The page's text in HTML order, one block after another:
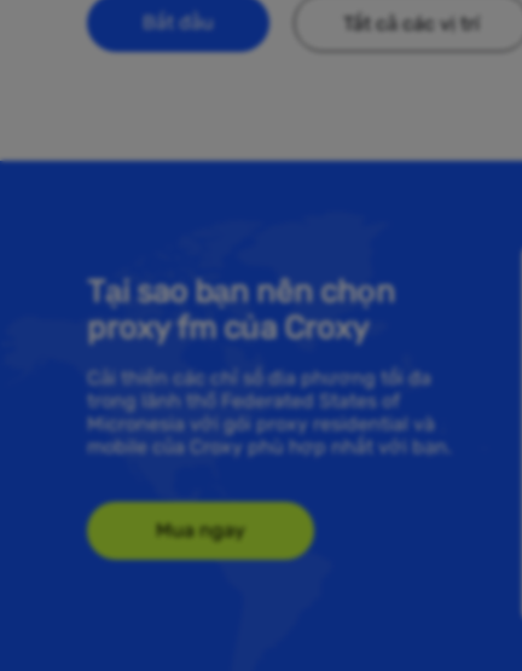
Bắt đầu Tất cả các vị trí
Tại sao bạn nên chọn
proxy fm của Croxy
Cải thiện các chỉ số địa phương tối đa
trong lãnh thổ Federated States of
Micronesia với gói proxy residential và
mobile của Croxy phù hợp nhất với bạn.
Mua ngay